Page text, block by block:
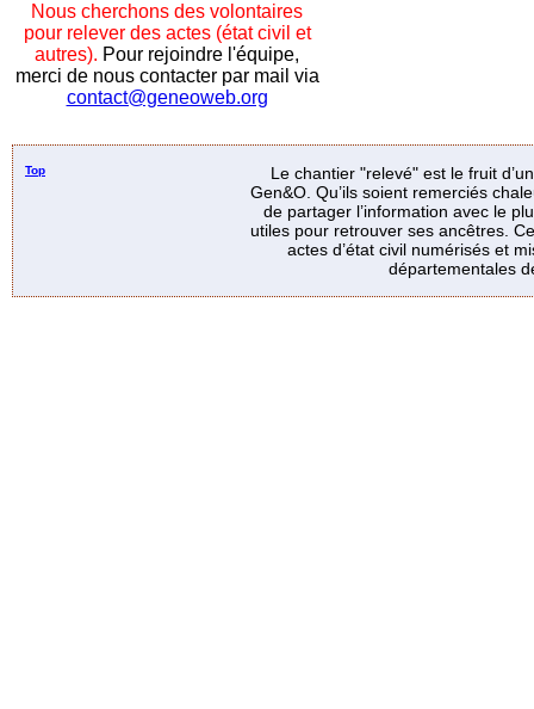
Nous cherchons des volontaires
pour relever des actes (état civil et
autres). Pour rejoindre l'équipe,
merci de nous contacter par mail via
contact@geneoweb.org
Top
Le chantier "relevé" est le fruit
Gen&O. Qu’ils soient remerciés
de partager l’information avec le
utiles pour retrouver ses ancêtres.
actes d’état civil numérisés et
départementales